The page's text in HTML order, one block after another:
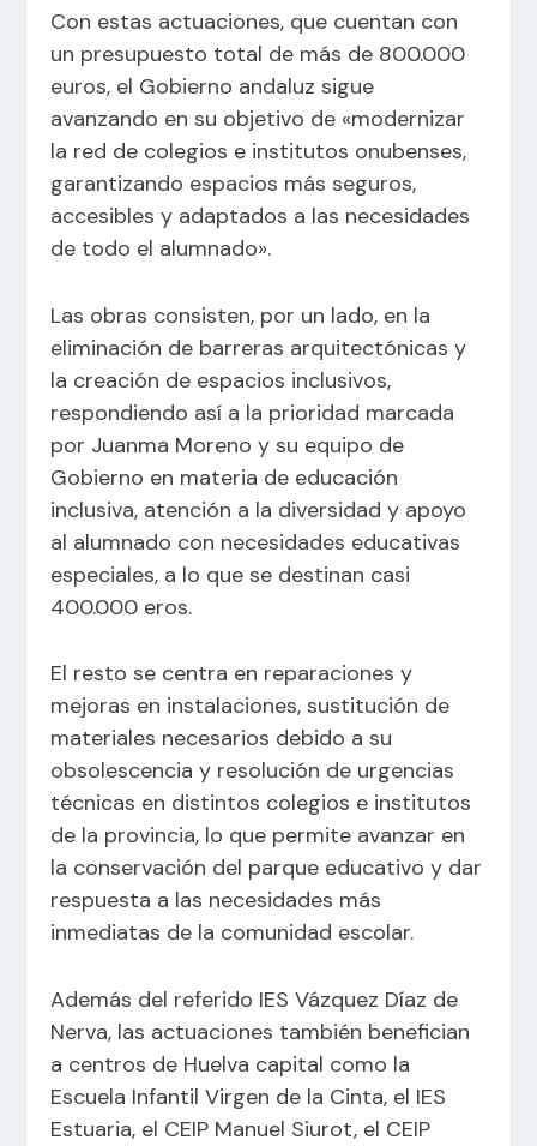
Con estas actuaciones, que cuentan con
un presupuesto total de más de 800.000
euros, el Gobierno andaluz sigue
avanzando en su objetivo de «modernizar
la red de colegios e institutos onubenses,
garantizando espacios más seguros,
accesibles y adaptados a las necesidades
de todo el alumnado».
Las obras consisten, por un lado, en la
eliminación de barreras arquitectónicas y
la creación de espacios inclusivos,
respondiendo así a la prioridad marcada
por Juanma Moreno y su equipo de
Gobierno en materia de educación
inclusiva, atención a la diversidad y apoyo
al alumnado con necesidades educativas
especiales, a lo que se destinan casi
400.000 eros.
El resto se centra en reparaciones y
mejoras en instalaciones, sustitución de
materiales necesarios debido a su
obsolescencia y resolución de urgencias
técnicas en distintos colegios e institutos
de la provincia, lo que permite avanzar en
la conservación del parque educativo y dar
respuesta a las necesidades más
inmediatas de la comunidad escolar.
Además del referido IES Vázquez Díaz de
Nerva, las actuaciones también benefician
a centros de Huelva capital como la
Escuela Infantil Virgen de la Cinta, el IES
Estuaria, el CEIP Manuel Siurot, el CEIP